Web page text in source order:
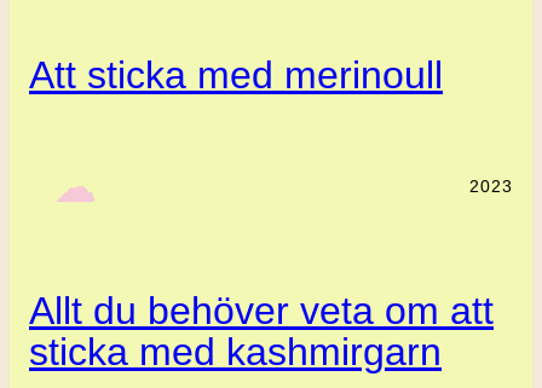
Att sticka med merinoull
‎ ‎‎ ☁︎‎‎ 2023
Allt du behöver veta om att
sticka med kashmirgarn